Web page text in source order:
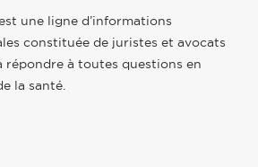
une ligne d’informations
constituée de juristes et avocats
à toutes questions en
la santé.